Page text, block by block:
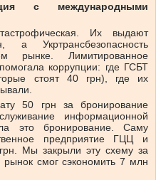
с международными
Их выдают
а Укртрансбезопасность
рынке. Лимитированное
коррупции: где ГСБТ
стоят 40 грн), где их
50 грн за бронирование
информационной
это бронирование. Саму
предприятие ГЦЦ и
Мы закрыли эту схему за
смог сэкономить 7 млн